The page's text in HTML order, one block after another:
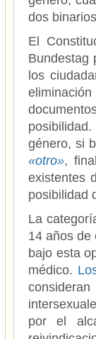
dos
El
Bundestag
los
género, si
«otro»,
existentes
posibilidad
La
14 años de
bajo esta
médico.
por el